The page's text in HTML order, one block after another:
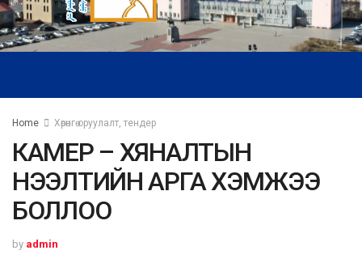
Home Хөрөнгө оруулалт, тендер
КАМЕР – ХЯНАЛТЫН
НЭЭЛТИЙН АРГА ХЭМЖЭЭ
БОЛЛОО
by admin